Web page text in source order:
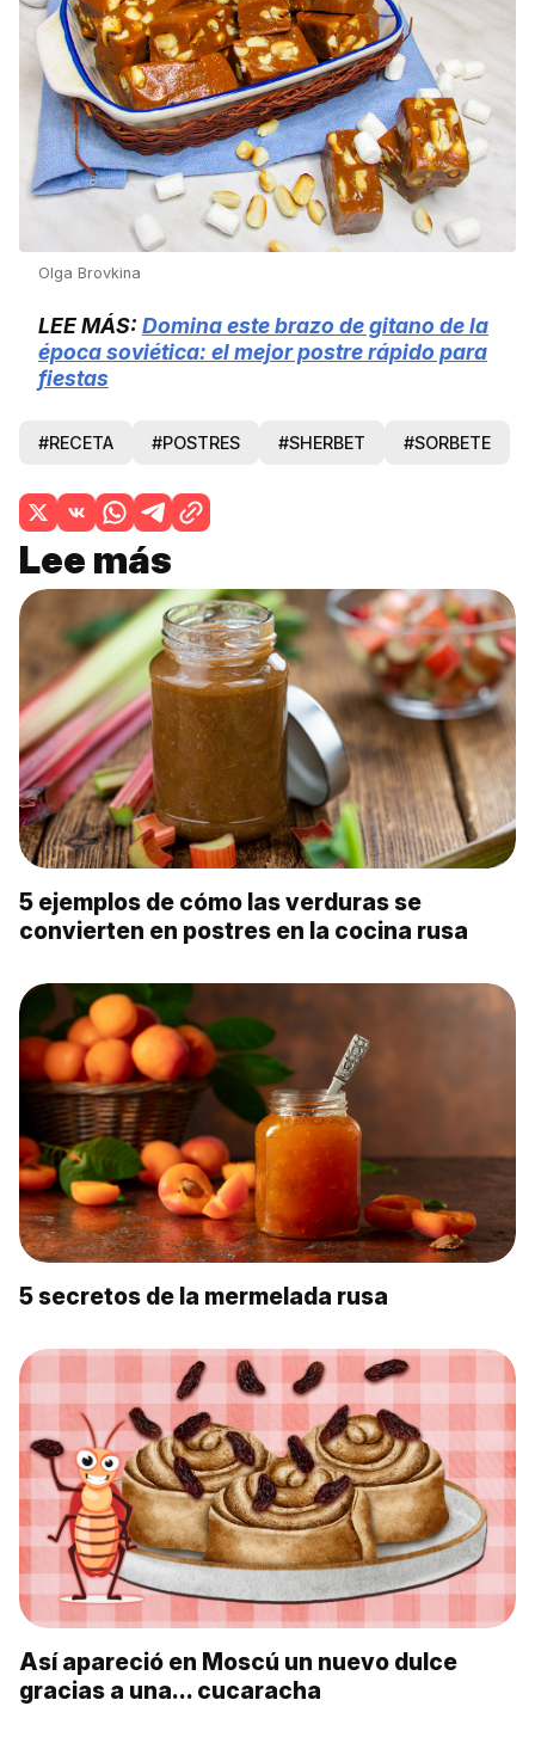
Olga Brovkina
LEE MÁS: Domina este brazo de gitano de la
época soviética: el mejor postre rápido para
fiestas
#RECETA #POSTRES #SHERBET #SORBETE
Lee más
5 ejemplos de cómo las verduras se
convierten en postres en la cocina rusa
5 secretos de la mermelada rusa
Así apareció en Moscú un nuevo dulce
gracias a una… cucaracha